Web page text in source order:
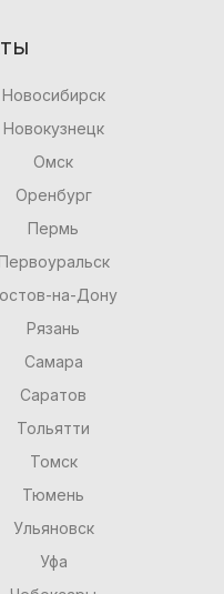
Новосибирск
Новокузнецк
Омск
Оренбург
Пермь
на-Дону
Рязань
Самара
Саратов
Тольятти
Томск
Тюмень
Ульяновск
Уфа